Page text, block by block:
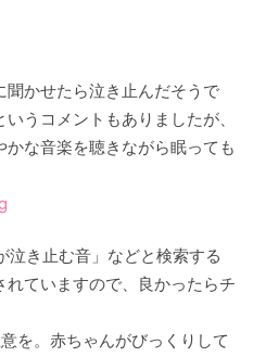
かせたら泣き止んだそうで
うコメントもありましたが、
な音楽を聴きながら眠っても
き止む音」などと検索する
ていますので、良かったらチ
を。赤ちゃんがびっくりして